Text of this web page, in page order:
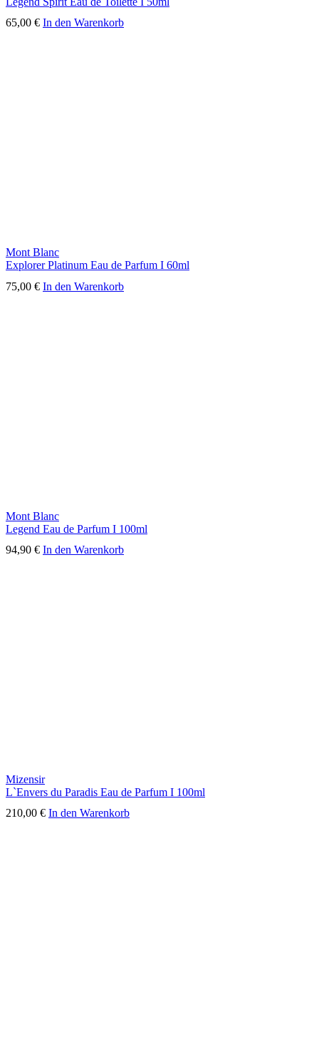
65,00 € In den Warenkorb
Mont Blanc
Explorer Platinum Eau de Parfum I 60ml
75,00 € In den Warenkorb
Mont Blanc
Legend Eau de Parfum I 100ml
94,90 € In den Warenkorb
Mizensir
L`Envers du Paradis Eau de Parfum I 100ml
210,00 € In den Warenkorb